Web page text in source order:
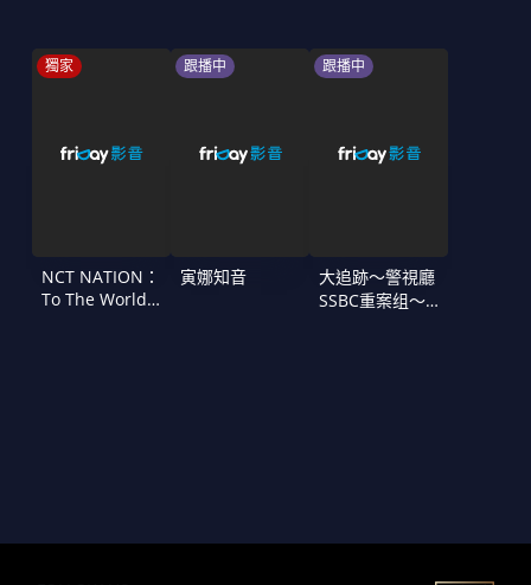
獨家
NCT NATION：
To The World
跟播中
寅娜知音
跟播中
大追跡〜警視廳
SSBC重案组〜